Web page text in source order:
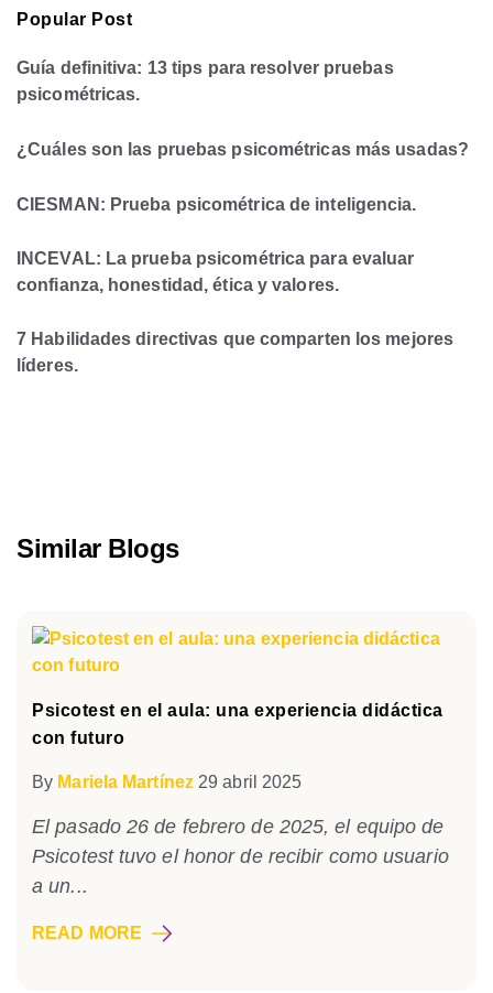
Popular Post
Guía definitiva: 13 tips para resolver pruebas
psicométricas.
¿Cuáles son las pruebas psicométricas más usadas?
CIESMAN: Prueba psicométrica de inteligencia.
INCEVAL: La prueba psicométrica para evaluar
confianza, honestidad, ética y valores.
7 Habilidades directivas que comparten los mejores
líderes.
Similar Blogs
Psicotest en el aula: una experiencia didáctica
con futuro
By Mariela Martínez 29 abril 2025
El pasado 26 de febrero de 2025, el equipo de
Psicotest tuvo el honor de recibir como usuario
a un...
READ MORE